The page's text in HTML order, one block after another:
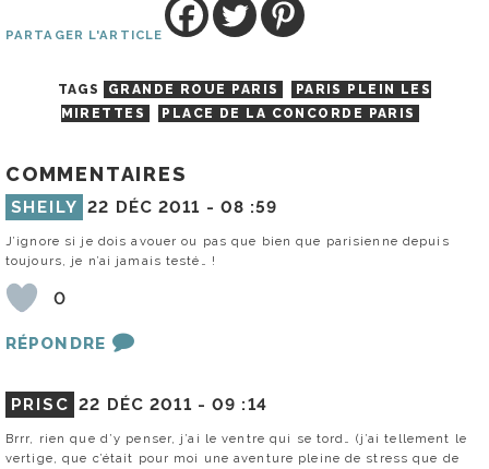
PARTAGER L'ARTICLE
TAGS GRANDE ROUE PARIS
PARIS PLEIN LES
MIRETTES
PLACE DE LA CONCORDE PARIS
COMMENTAIRES
SHEILY 22 DÉC 2011 - 08 :59
J’ignore si je dois avouer ou pas que bien que parisienne depuis
toujours, je n’ai jamais testé… !
0
RÉPONDRE
PRISC 22 DÉC 2011 -09 :14
Brrr, rien que d’y penser, j’ai le ventre qui se tord… (j’ai tellement le
vertige, que c’était pour moi une aventure pleine de stress que de